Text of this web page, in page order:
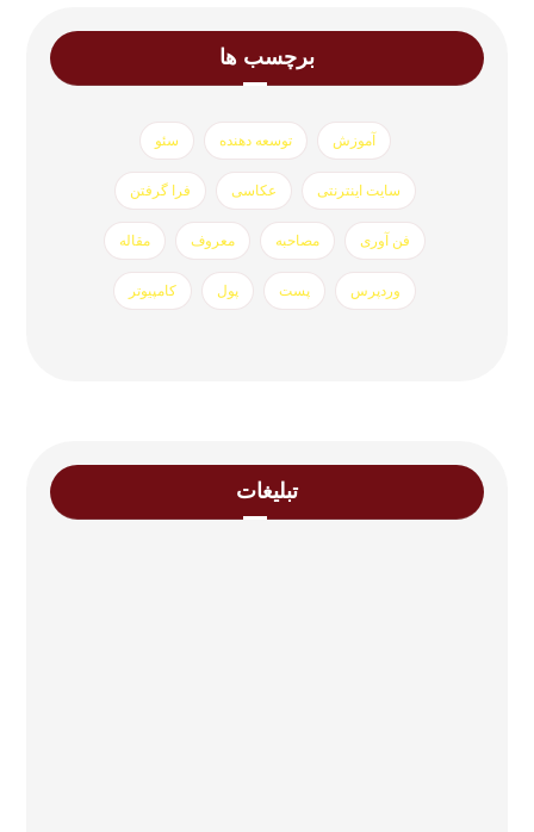
برچسب ها
آموزش توسعه دهنده سئو
سایت اینترنتی عکاسی فرا گرفتن
فن آوری مصاحبه معروف مقاله
وردپرس پست پول کامپیوتر
تبلیغات